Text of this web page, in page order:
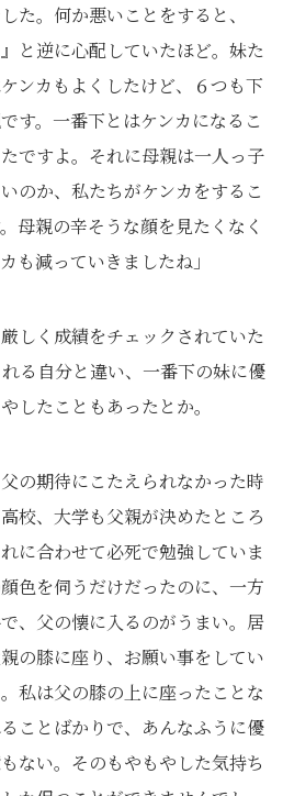
た。何か悪いことをすると、
と逆に心配していたほど。妹た
ンカもよくしたけど、６つも下
す。一番下とはケンカになるこ
ですよ。それに母親は一人っ子
のか、私たちがケンカをするこ
母親の辛そうな顔を見たくなく
も減っていきましたね」
しく成績をチェックされていた
る自分と違い、一番下の妹に優
したこともあったとか。
の期待にこたえられなかった時
校、大学も父親が決めたところ
に合わせて必死で勉強していま
色を伺うだけだったのに、一方
、父の懐に入るのがうまい。居
の膝に座り、お願い事をしてい
私は父の膝の上に座ったことな
ことばかりで、あんなふうに優
ない。そのもやもやした気持ち